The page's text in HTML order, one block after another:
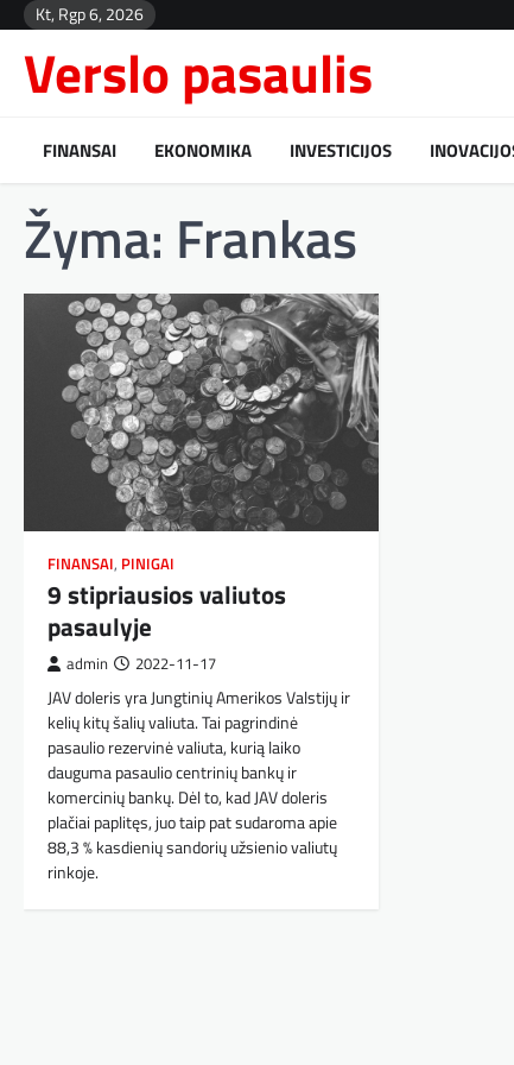
Skip
content
Kt, Rgp 6, 2026
Verslo pasaulis
FINANSAI EKONOMIKA INVESTICIJOS
Žyma: Frankas
FINANSAI, PINIGAI
9 stipriausios valiutos
pasaulyje
admin 2022-11-17
JAV doleris yra Jungtinių Amerikos Valstijų ir
kelių kitų šalių valiuta. Tai pagrindinė
pasaulio rezervinė valiuta, kurią laiko
dauguma pasaulio centrinių bankų ir
komercinių bankų. Dėl to, kad JAV doleris
plačiai paplitęs, juo taip pat sudaroma apie
88,3 % kasdienių sandorių užsienio valiutų
rinkoje.